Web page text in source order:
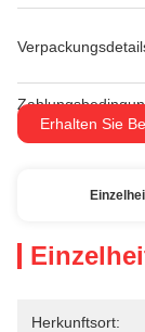
Erhalten Sie
Herkunftsort: